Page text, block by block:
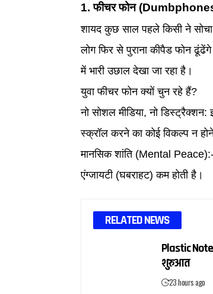
1. फीचर फोन (Dumbphones)
शायद कुछ साल पहले किसी ने सोचा
लोग फिर से पुराना कीपैड फोन
में भारी उछाल देखा जा रहा है।
युवा फीचर फोन क्यों चुन रहे हैं?
नो सोशल मीडिया, नो
स्क्रॉल करने का कोई विकल्प न
मानसिक शांति (Mental
एंग्जायटी (घबराहट) कम होती है।
RELATED NEWS
Plastic
शुरुआत
23 hours ago